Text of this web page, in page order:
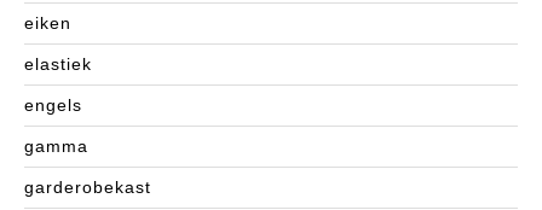
eiken
elastiek
engels
gamma
garderobekast